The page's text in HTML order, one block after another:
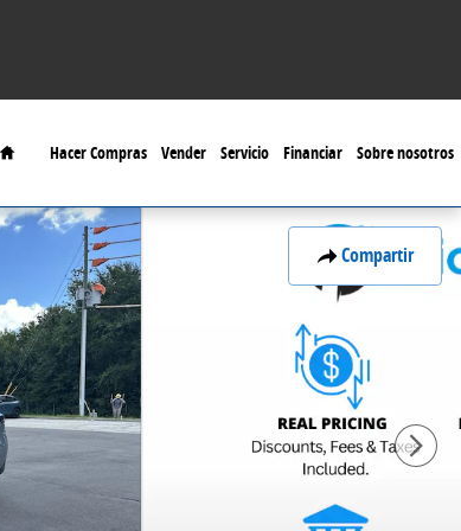
Home
Hacer Compras Vender Servicio Financiar Sobre nosotros
Compartir